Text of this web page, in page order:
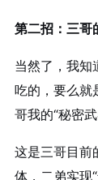
第二招：三哥
当然了，我知
吃的，要么就
哥我的“秘密
这是三哥目前
体，二弟实现“